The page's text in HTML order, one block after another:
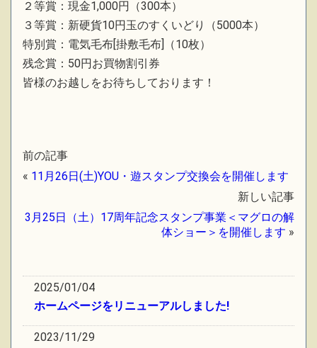
２等賞：現金1,000円（300本）
３等賞：新硬貨10円玉のすくいどり（5000本）
特別賞：電気毛布[掛敷毛布]（10枚）
残念賞：50円お買物割引券
皆様のお越しをお待ちしております！
前の記事
« 11月26日(土)YOU・遊スタンプ交換会を開催します
新しい記事
3月25日（土）17周年記念スタンプ事業＜マグロの解
体ショー＞を開催します »
2025/01/04
ホームページをリニューアルしました!
2023/11/29